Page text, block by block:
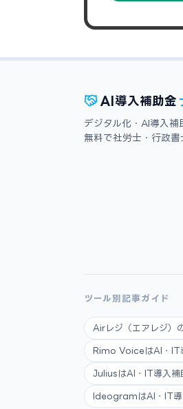
AI 導入補助金
デジタル化・AI導入
無料で社労士・行政
ツール別記事ガイド
Airレジ（エアレジ）
Rimo VoiceはAI・IT
JuliusはAI・IT導入補
IdeogramはAI・IT導